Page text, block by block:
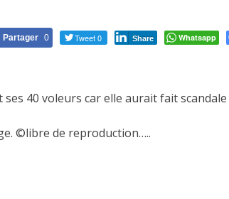
Partager 0 Tweet 0 Share Whatsapp
40 voleurs car elle aurait fait scandale
©libre de reproduction…..